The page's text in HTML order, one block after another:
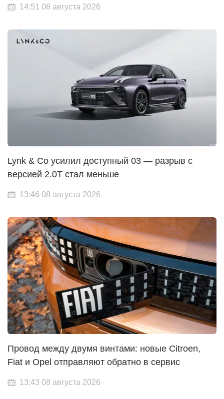
14:51 08 августа 2026
Lynk & Co усилил доступный 03 — разрыв с
версией 2.0T стал меньше
13:46 08 августа 2026
Провод между двумя винтами: новые Citroen,
Fiat и Opel отправляют обратно в сервис
13:43 08 августа 2026